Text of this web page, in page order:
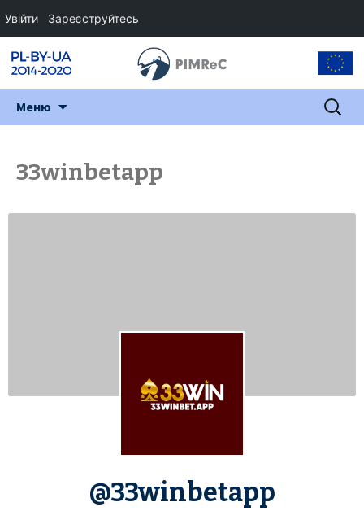
Меню Пошук:
33winbetapp
@33winbetapp
Увійти Зареєструйтесь